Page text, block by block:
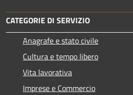
CATEGORIE DI SERVIZIO
Anagrafe e stato civile
Cultura e tempo libero
Vita lavorativa
Imprese e Commercio